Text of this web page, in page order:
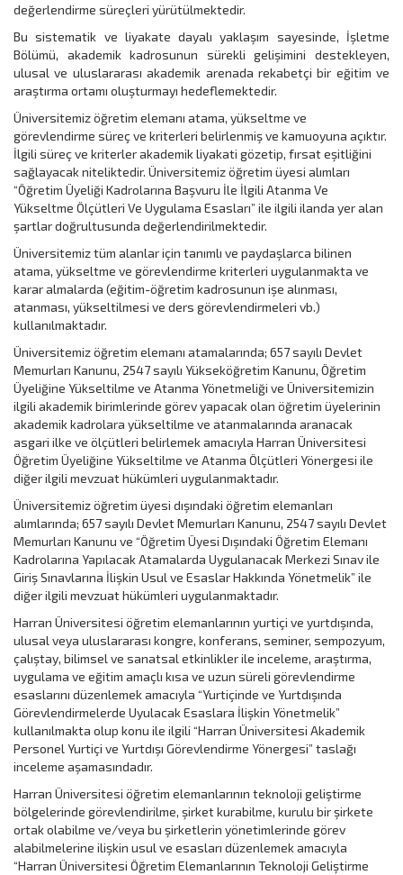
değerlendirme süreçleri yürütülmektedir.
Bu sistematik ve liyakate dayalı yaklaşım sayesinde, İşletme
Bölümü, akademik kadrosunun sürekli gelişimini destekleyen,
ulusal ve uluslararası akademik arenada rekabetçi bir eğitim ve
araştırma ortamı oluşturmayı hedeflemektedir.
Üniversitemiz öğretim elemanı atama, yükseltme ve
görevlendirme süreç ve kriterleri belirlenmiş ve kamuoyuna açıktır.
İlgili süreç ve kriterler akademik liyakati gözetip, fırsat eşitliğini
sağlayacak niteliktedir. Üniversitemiz öğretim üyesi alımları
“Öğretim Üyeliği Kadrolarına Başvuru İle İlgili Atanma Ve
Yükseltme Ölçütleri Ve Uygulama Esasları” ile ilgili ilanda yer alan
şartlar doğrultusunda değerlendirilmektedir.
Üniversitemiz tüm alanlar için tanımlı ve paydaşlarca bilinen
atama, yükseltme ve görevlendirme kriterleri uygulanmakta ve
karar almalarda (eğitim-öğretim kadrosunun işe alınması,
atanması, yükseltilmesi ve ders görevlendirmeleri vb.)
kullanılmaktadır.
Üniversitemiz öğretim elemanı atamalarında; 657 sayılı Devlet
Memurları Kanunu, 2547 sayılı Yükseköğretim Kanunu, Öğretim
Üyeliğine Yükseltilme ve Atanma Yönetmeliği ve Üniversitemizin
ilgili akademik birimlerinde görev yapacak olan öğretim üyelerinin
akademik kadrolara yükseltilme ve atanmalarında aranacak
asgari ilke ve ölçütleri belirlemek amacıyla Harran Üniversitesi
Öğretim Üyeliğine Yükseltilme ve Atanma Ölçütleri Yönergesi ile
diğer ilgili mevzuat hükümleri uygulanmaktadır.
Üniversitemiz öğretim üyesi dışındaki öğretim elemanları
alımlarında; 657 sayılı Devlet Memurları Kanunu, 2547 sayılı Devlet
Memurları Kanunu ve “Öğretim Üyesi Dışındaki Öğretim Elemanı
Kadrolarına Yapılacak Atamalarda Uygulanacak Merkezi Sınav ile
Giriş Sınavlarına İlişkin Usul ve Esaslar Hakkında Yönetmelik” ile
diğer ilgili mevzuat hükümleri uygulanmaktadır.
Harran Üniversitesi öğretim elemanlarının yurtiçi ve yurtdışında,
ulusal veya uluslararası kongre, konferans, seminer, sempozyum,
çalıştay, bilimsel ve sanatsal etkinlikler ile inceleme, araştırma,
uygulama ve eğitim amaçlı kısa ve uzun süreli görevlendirme
esaslarını düzenlemek amacıyla “Yurtiçinde ve Yurtdışında
Görevlendirmelerde Uyulacak Esaslara İlişkin Yönetmelik”
kullanılmakta olup konu ile ilgili “Harran Üniversitesi Akademik
Personel Yurtiçi ve Yurtdışı Görevlendirme Yönergesi” taslağı
inceleme aşamasındadır.
Harran Üniversitesi öğretim elemanlarının teknoloji geliştirme
bölgelerinde görevlendirilme, şirket kurabilme, kurulu bir şirkete
ortak olabilme ve/veya bu şirketlerin yönetimlerinde görev
alabilmelerine ilişkin usul ve esasları düzenlemek amacıyla
“Harran Üniversitesi Öğretim Elemanlarının Teknoloji Geliştirme